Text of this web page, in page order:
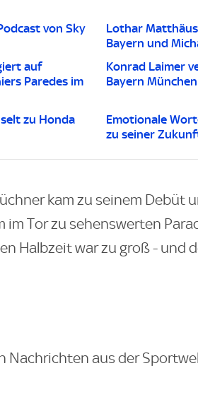
von Sky
Lothar Matthäus
Bayern und
auf
Paredes im
Konrad Laimer
Bayern München
zu Honda
Emotionale
zu seiner
kam zu seinem Debüt
im Tor zu sehenswerten
Halbzeit war zu groß - und
Nachrichten aus der